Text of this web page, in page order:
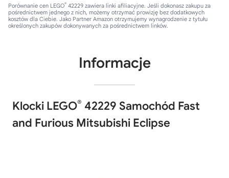
Porównanie cen LEGO® 42229 zawiera linki afiliacyjne. Jeśli dokonasz zakupu za
pośrednictwem jednego z nich, możemy otrzymać prowizję bez dodatkowych
kosztów dla Ciebie. Jako Partner Amazon otrzymujemy wynagrodzenie z tytułu
określonych zakupów dokonywanych za pośrednictwem linków.
Informacje
Klocki LEGO® 42229 Samochód Fast
and Furious Mitsubishi Eclipse